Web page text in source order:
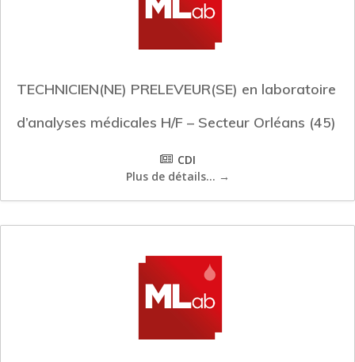
TECHNICIEN(NE) PRELEVEUR(SE) en laboratoire
d’analyses médicales H/F – Secteur Orléans (45)
CDI
Plus de détails...